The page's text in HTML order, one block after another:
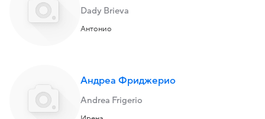
Dady Brieva
Антонио
Андреа Фриджерио
Andrea Frigerio